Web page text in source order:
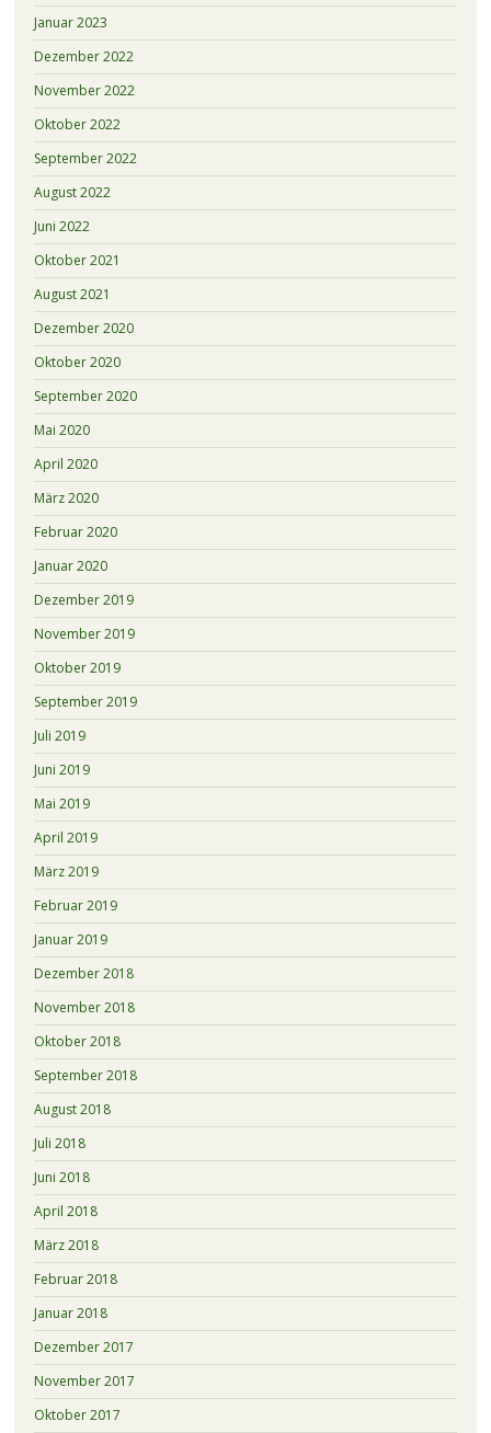
Januar 2023
Dezember 2022
November 2022
Oktober 2022
September 2022
August 2022
Juni 2022
Oktober 2021
August 2021
Dezember 2020
Oktober 2020
September 2020
Mai 2020
April 2020
März 2020
Februar 2020
Januar 2020
Dezember 2019
November 2019
Oktober 2019
September 2019
Juli 2019
Juni 2019
Mai 2019
April 2019
März 2019
Februar 2019
Januar 2019
Dezember 2018
November 2018
Oktober 2018
September 2018
August 2018
Juli 2018
Juni 2018
April 2018
März 2018
Februar 2018
Januar 2018
Dezember 2017
November 2017
Oktober 2017